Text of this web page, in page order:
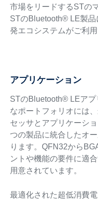
市場をリードするSTの
STのBluetooth® LE製
発エコシステムがご利用
アプリケーション
STのBluetooth® LEア
なポートフォリオには
セッサとアプリケーシ
つの製品に統合したオ
ります。QFN32から
ントや機能の要件に適
用意されています。
最適化された超低消費